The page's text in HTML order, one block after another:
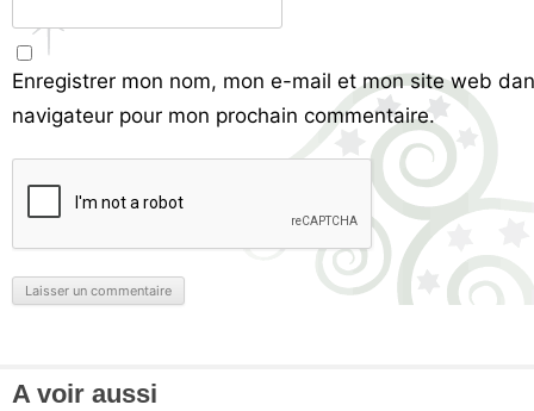
Enregistrer mon nom, mon e-mail et mon site web
navigateur pour mon prochain commentaire.
A voir aussi